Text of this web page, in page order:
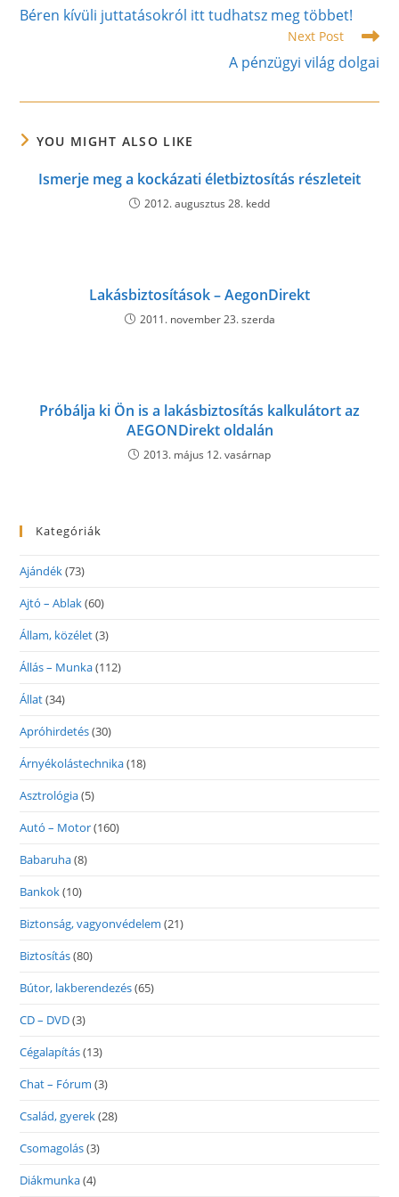
more
articles
Béren kívüli juttatásokról itt tudhatsz meg többet!
Next Post
A pénzügyi világ dolgai
YOU MIGHT ALSO LIKE
Ismerje meg a kockázati életbiztosítás részleteit
2012. augusztus 28. kedd
Lakásbiztosítások – AegonDirekt
2011. november 23. szerda
Próbálja ki Ön is a lakásbiztosítás kalkulátort az
AEGONDirekt oldalán
2013. május 12. vasárnap
Kategóriák
Ajándék(73)
Ajtó – Ablak(60)
Állam, közélet(3)
Állás – Munka(112)
Állat(34)
Apróhirdetés(30)
Árnyékolástechnika(18)
Asztrológia(5)
Autó – Motor(160)
Babaruha(8)
Bankok(10)
Biztonság, vagyonvédelem (21)
Biztosítás(80)
Bútor, lakberendezés(65)
CD – DVD(3)
Cégalapítás(13)
Chat – Fórum (3)
Család, gyerek(28)
Csomagolás(3)
Diákmunka(4)